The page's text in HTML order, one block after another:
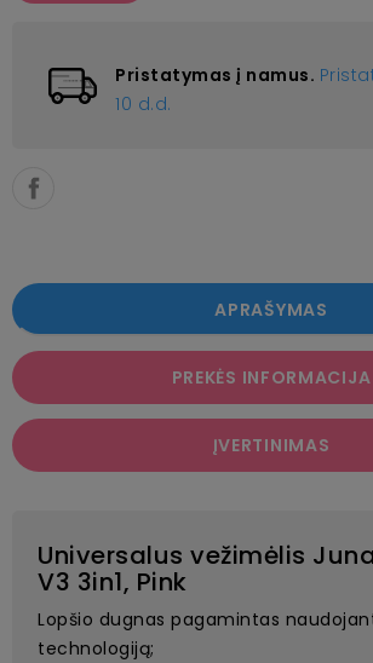
Pristatymas į namus.
10 d.d.
APRAŠYMAS
PREKĖS INFORMACIJA
ĮVERTINIMAS
Universalus vežimėlis
V3 3in1, Pink
Lopšio dugnas pagamintas
technologiją;